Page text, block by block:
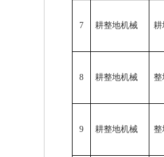
7 耕整地机械 耕
8 耕整地机械 整
9 耕整地机械 整